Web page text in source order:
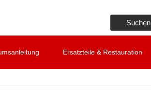
Suchen
Ersatzteile & Restauration